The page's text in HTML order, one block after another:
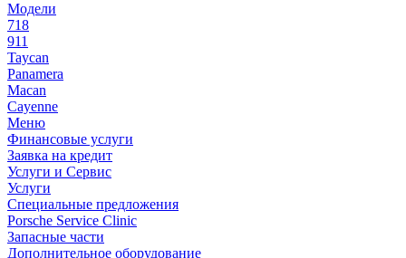
Модели
718
911
Taycan
Panamera
Macan
Cayenne
Меню
Финансовые услуги
Заявка на кредит
Услуги и Сервис
Услуги
Специальные предложения
Porsche Service Clinic
Запасные части
Дополнительное оборудование